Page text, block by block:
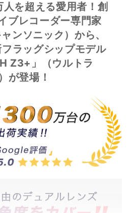
を超える愛用者 ！ 創
ブレコーダー専門家
ンソニック）から、
ラッグシップモデル
Z3+」（ウルトラ
が登場！